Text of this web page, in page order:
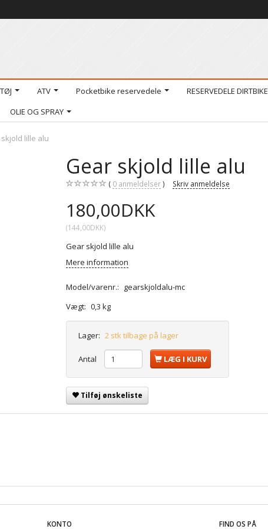
ATV Pocketbike reservedele RESERVEDELE DIRTBIKE
OLIE OG SPRAY
lille alu
Gear skjold lille alu
0 anmeldelser Skriv anmeldelse
180,00DKK
(144,00DKK)
Gear skjold lille alu
Mere information
Model/varenr.: gearskjoldalu-mc
Vægt: 0,3 kg
Lager: 2 stk tilbage på lager
Antal LÆG I KURV
Tilføj ønskeliste
KONTO FIND OS PÅ